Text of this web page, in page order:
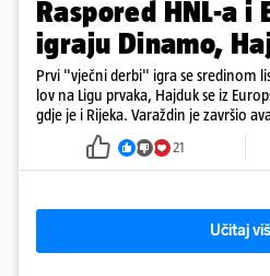
Raspored HNL-a i
igraju Dinamo,
Prvi "vječni derbi" igra se sredinom
lov na Ligu prvaka, Hajduk se iz
gdje je i Rijeka. Varaždin je završio
21
Učitaj